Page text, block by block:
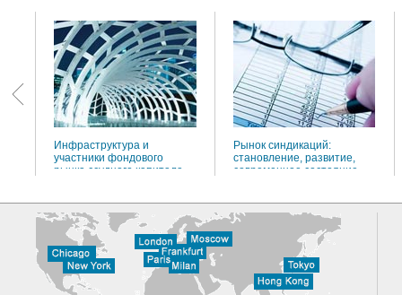
Инфраструктура и
участники фондового
рынка ссудного капитала
Рынок синдикаций:
становление, развитие,
современное состояние